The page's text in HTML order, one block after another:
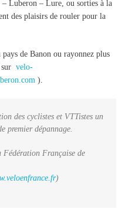
– Luberon – Lure, ou sorties à la
des plaisirs de rouler pour la
de Banon ou rayonnez plus
velo-
).
des cyclistes et VTTistes un
premier dépannage.
Fédération Française de
)